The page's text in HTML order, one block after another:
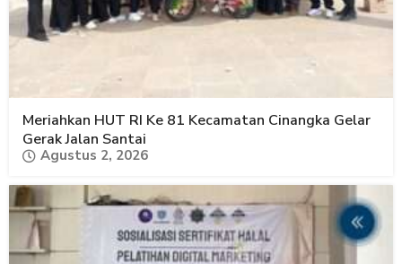
Meriahkan HUT RI Ke 81 Kecamatan Cinangka Gelar
Gerak Jalan Santai
Agustus 2, 2026